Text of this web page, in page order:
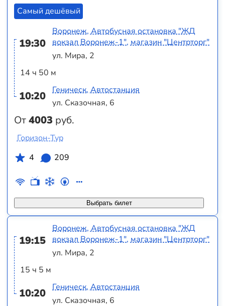
Самый дешёвый
19:30
14 ч 50 м
10:20
От4003 руб.
Воронеж, Автобусная остановка "ЖД
вокзал Воронеж-1", магазин "Центрторг"
ул. Мира, 2
Геническ, Автостанция
ул. Сказочная, 6
Выбрать билет
Горизон-Тур
4
209
19:15
15 ч 5 м
10:20
Воронеж, Автобусная остановка "ЖД
вокзал Воронеж-1", магазин "Центрторг"
ул. Мира, 2
Геническ, Автостанция
ул. Сказочная, 6